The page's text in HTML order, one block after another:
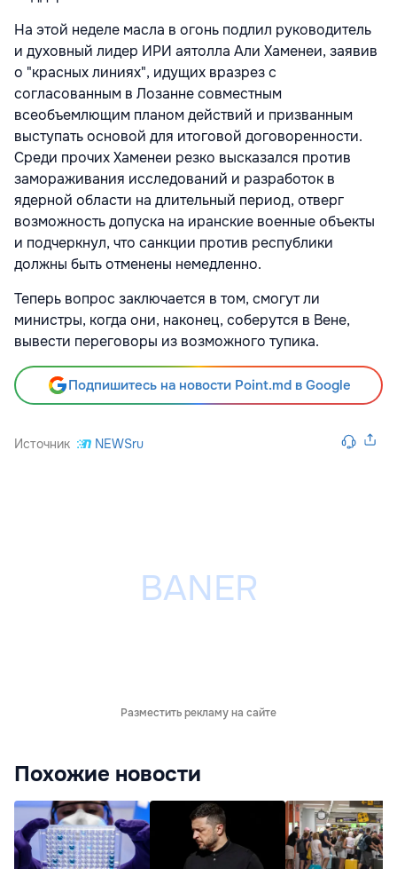
На этой неделе масла в огонь подлил руководитель
и духовный лидер ИРИ аятолла Али Хаменеи, заявив
о "красных линиях", идущих вразрез с
согласованным в Лозанне совместным
всеобъемлющим планом действий и призванным
выступать основой для итоговой договоренности.
Среди прочих Хаменеи резко высказался против
замораживания исследований и разработок в
ядерной области на длительный период, отверг
возможность допуска на иранские военные объекты
и подчеркнул, что санкции против республики
должны быть отменены немедленно.
Теперь вопрос заключается в том, смогут ли
министры, когда они, наконец, соберутся в Вене,
вывести переговоры из возможного тупика.
Подпишитесь на новости Point.md в Google
Источник NEWSru
Разместить рекламу на сайте
Похожие новости